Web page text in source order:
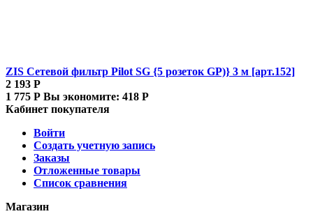
ZIS Сетевой фильтр Pilot SG {5 розеток GP)} 3 м [арт.152]
2 193 Р
1 775 Р Вы экономите: 418 Р
Кабинет покупателя
Войти
Создать учетную запись
Заказы
Отложенные товары
Список сравнения
Магазин